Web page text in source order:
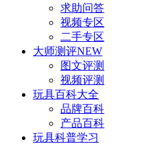
求助问答
视频专区
二手专区
大师测评NEW
图文评测
视频评测
玩具百科大全
品牌百科
产品百科
玩具科普学习